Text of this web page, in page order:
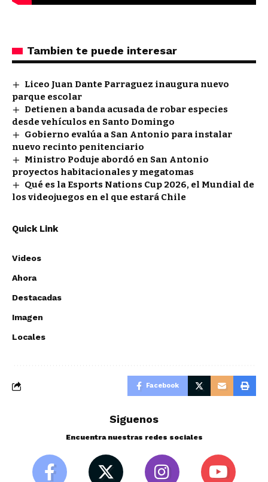
Tambien te puede interesar
Liceo Juan Dante Parraguez inaugura nuevo
parque escolar
Detienen a banda acusada de robar especies
desde vehículos en Santo Domingo
Gobierno evalúa a San Antonio para instalar
nuevo recinto penitenciario
Ministro Poduje abordó en San Antonio
proyectos habitacionales y megatomas
Qué es la Esports Nations Cup 2026, el Mundial de
los videojuegos en el que estará Chile
Quick Link
Videos
Ahora
Destacadas
Imagen
Locales
Facebook
Siguenos
Encuentra nuestras redes sociales